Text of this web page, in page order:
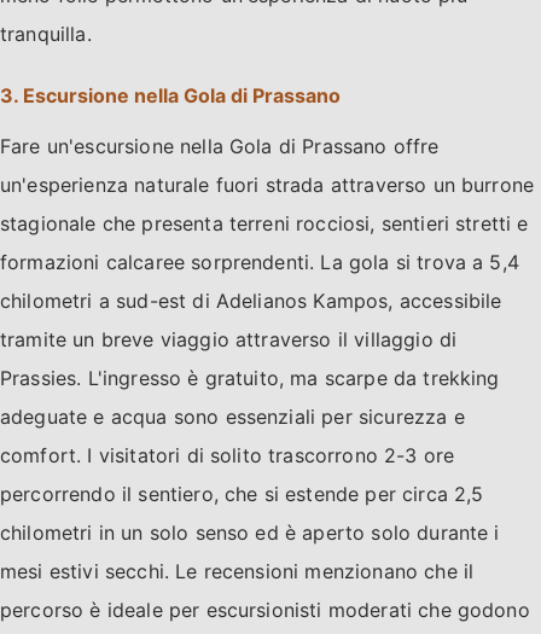
tranquilla.
3. Escursione nella Gola di Prassano
Fare un'escursione nella Gola di Prassano offre
un'esperienza naturale fuori strada attraverso un burrone
stagionale che presenta terreni rocciosi, sentieri stretti e
formazioni calcaree sorprendenti. La gola si trova a 5,4
chilometri a sud-est di Adelianos Kampos, accessibile
tramite un breve viaggio attraverso il villaggio di
Prassies. L'ingresso è gratuito, ma scarpe da trekking
adeguate e acqua sono essenziali per sicurezza e
comfort. I visitatori di solito trascorrono 2-3 ore
percorrendo il sentiero, che si estende per circa 2,5
chilometri in un solo senso ed è aperto solo durante i
mesi estivi secchi. Le recensioni menzionano che il
percorso è ideale per escursionisti moderati che godono